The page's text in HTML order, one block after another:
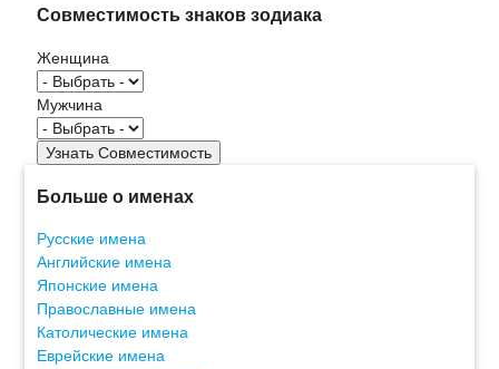
Совместимость знаков зодиака
Женщина
Мужчина
Больше о именах
Русские имена
Английские имена
Японские имена
Православные имена
Католические имена
Еврейские имена